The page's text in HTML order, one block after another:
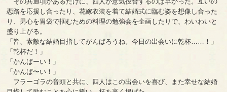
恋路を応援し合ったり、花嫁衣装を着て結婚式に臨む姿を想像し合った
り、男心を胃袋で掴むための料理の勉強会を企画したりで、わいわいと
盛り上がる。
「皆、素敵な結婚目指してがんばろうね。今日の出会いに乾杯……！」
「乾杯だ！」
「かんぱーい！」
「かんぱ〜い！」
フラーゴラの音頭と共に、四人はこの出会いを喜び、また幸せな結婚